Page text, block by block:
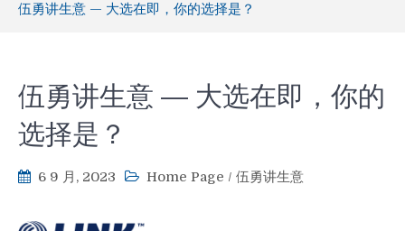
伍勇讲生意 — 大选在即，你的选择是？
伍勇讲生意 — 大选在即，你的
选择是？
6 9 月, 2023 Home Page / 伍勇讲生意